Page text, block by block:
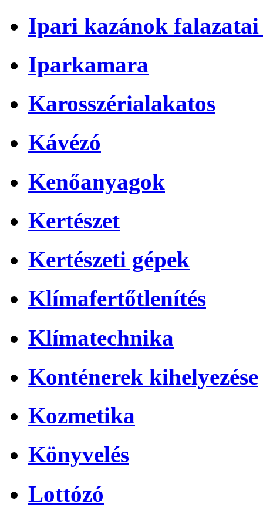
Ipari kazánok falazatai
Iparkamara
Karosszérialakatos
Kávézó
Kenőanyagok
Kertészet
Kertészeti gépek
Klímafertőtlenítés
Klímatechnika
Konténerek kihelyezése
Kozmetika
Könyvelés
Lottózó